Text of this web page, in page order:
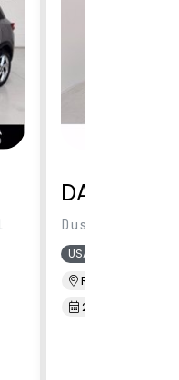
DACIA
Duster 1.0
USATO
Renord S.M.
2/2022